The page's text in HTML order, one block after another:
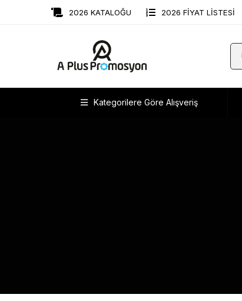
2026 KATALOĞU 2026 FİYAT LİSTESİ
Kategorilere Göre Alışveriş